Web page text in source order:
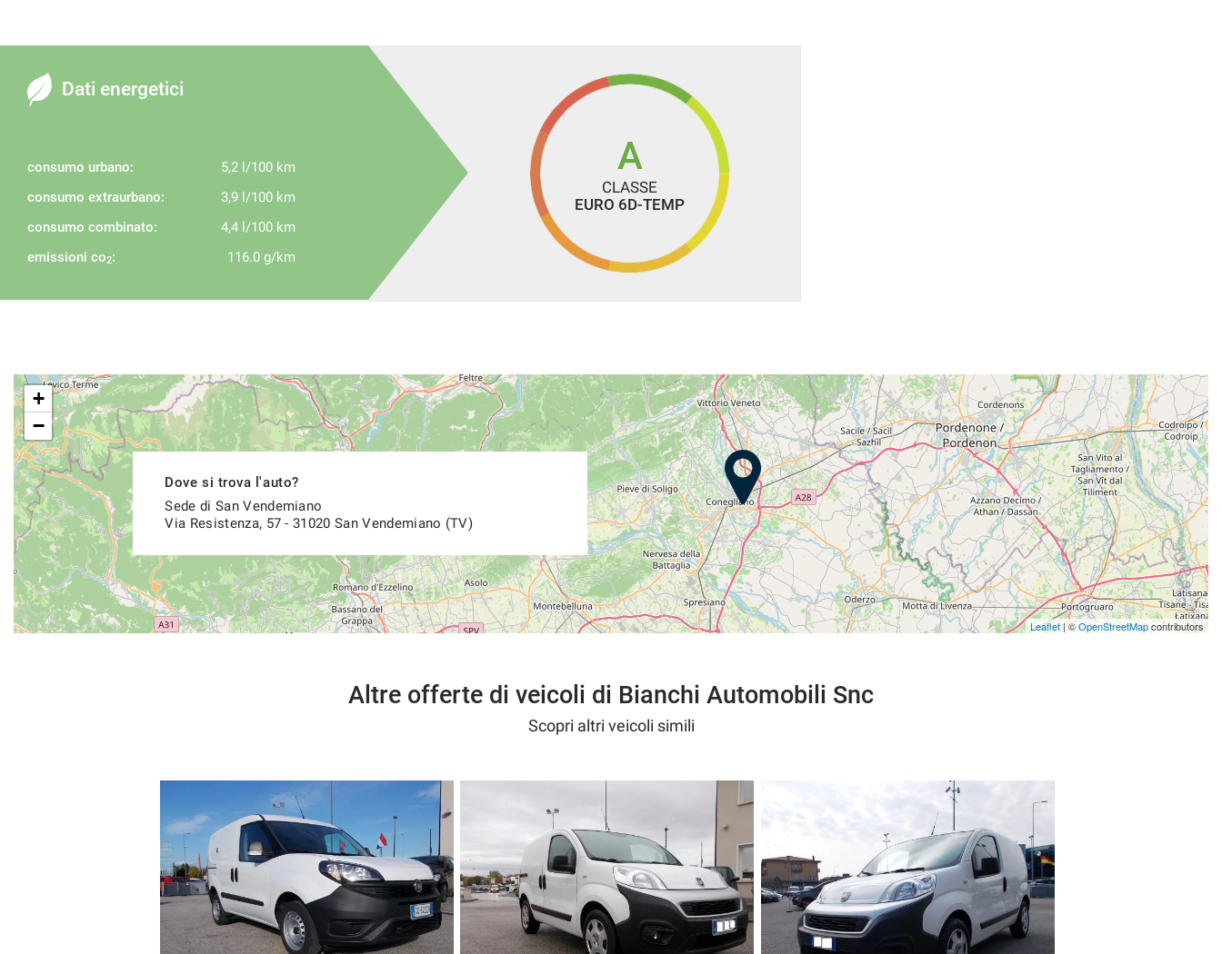
Dati energetici
consumo urbano:
5,2 l/100 km
consumo extraurbano:
3,9 l/100 km
consumo combinato:
4,4 l/100 km
emissioni co2: 116.0 g/km
A
CLASSE
EURO 6D-TEMP
Dove si trova l'auto?
Sede di San Vendemiano
Via Resistenza, 57 - 31020 San Vendemiano (TV)
+
−
Leaflet| ©OpenStreetMapcontributors
Altre offerte di veicoli di Bianchi Automobili Snc
Scopri altri veicoli simili